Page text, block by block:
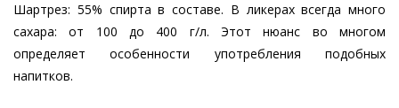
Шартрез: 55% спирта в составе. В ликерах всегда много
сахара: от 100 до 400 г/л. Этот нюанс во многом
определяет особенности употребления подобных
напитков.